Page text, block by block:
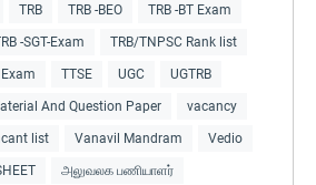
TRB TRB -BEO TRB -BT Exam
-SGT-Exam TRB/TNPSC Rank list
TTSE UGC UGTRB
And Question Paper vacancy
list Vanavil Mandram Vedio
அலுவலக பணியாளர்